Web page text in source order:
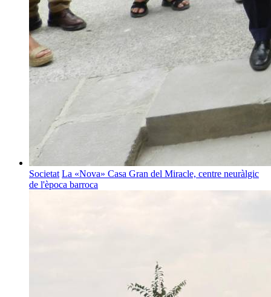
Societat La «Nova» Casa Gran del Miracle, centre neuràlgic
de l'època barroca